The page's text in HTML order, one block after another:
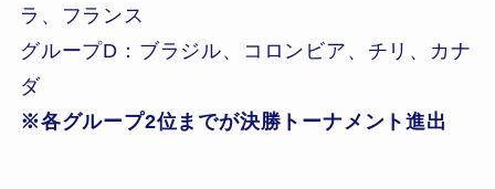
ラ、フランス
グループD：ブラジル、コロンビア、チリ、カナ
ダ
※各グループ2位までが決勝トーナメント進出